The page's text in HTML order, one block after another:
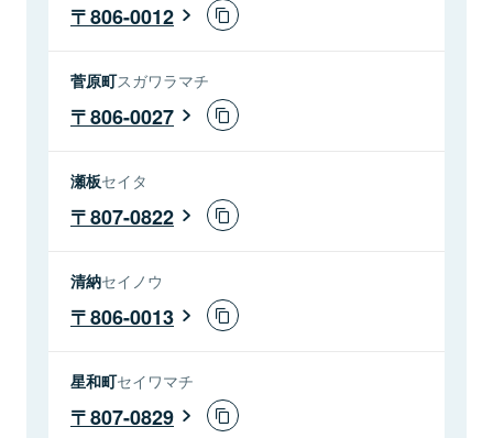
806-0012
菅原町スガワラマチ
806-0027
瀬板セイタ
807-0822
清納セイノウ
806-0013
星和町セイワマチ
807-0829